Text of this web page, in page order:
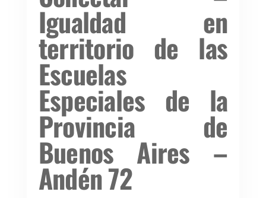
Igualdad en
territorio de las
Escuelas
Especiales de la
Provincia de
Buenos Aires –
Andén 72